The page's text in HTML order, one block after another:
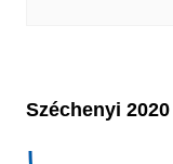
Széchenyi 2020